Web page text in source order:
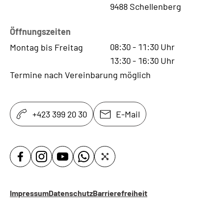
9488 Schellenberg
Öffnungszeiten
Montag bis Freitag
08:30- 11:30 Uhr
13:30- 16:30 Uhr
Termine nach Vereinbarung möglich
+423 399 20 30 E-Mail
ImpressumDatenschutzBarrierefreiheit